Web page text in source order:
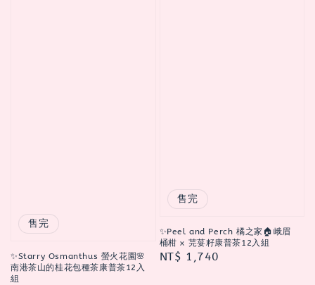
售完
✨Starry Osmanthus 螢火花園🌸
南港茶山的桂花包種茶康普茶12入
組
售完
✨Peel and Perch 橘之家🏠峨眉
桶柑 x 芫荽籽康普茶12入組
Regular
NT$ 1,740